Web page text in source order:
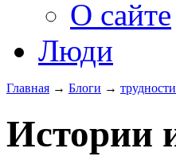
О сайте
Люди
Главная → Блоги →
Истории